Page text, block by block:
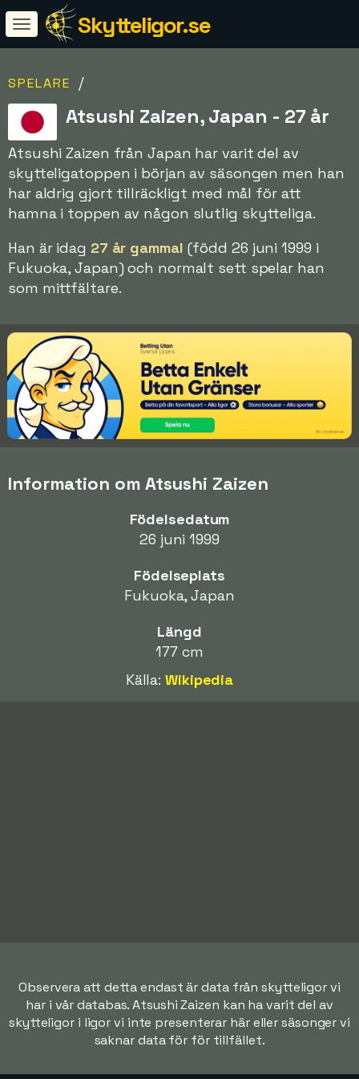
Skytteligor.se
SPELARE /
Atsushi Zaizen, Japan - 27 år
Atsushi Zaizen från Japan har varit del av
skytteligatoppen i början av säsongen men han
har aldrig gjort tillräckligt med mål för att
hamna i toppen av någon slutlig skytteliga.
Han är idag 27 år gammal (född 26 juni 1999 i
Fukuoka, Japan) och normalt sett spelar han
som mittfältare.
Information om Atsushi Zaizen
Födelsedatum
26 juni 1999
Födelseplats
Fukuoka, Japan
Längd
177 cm
Källa:Wikipedia
Observera att detta endast är data från skytteligor vi
har i vår databas. Atsushi Zaizen kan ha varit del av
skytteligor i ligor vi inte presenterar här eller säsonger vi
saknar data för för tillfället.